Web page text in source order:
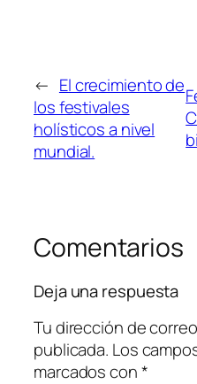
← El crecimiento de
los festivales
holísticos a nivel
mundial.
Comentarios
Deja una respuesta
Tu dirección de
publicada. Los
marcados con*